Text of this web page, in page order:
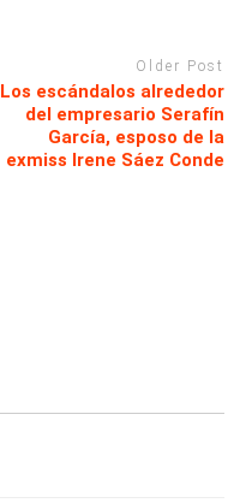
Older Post
Los escándalos alrededor
del empresario Serafín
García, esposo de la
exmiss Irene Sáez Conde